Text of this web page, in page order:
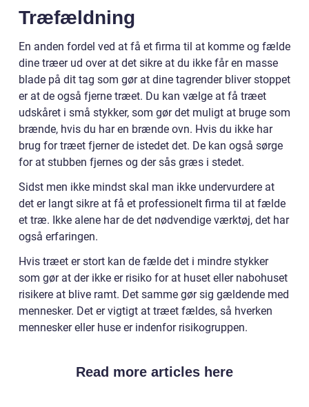
Træfældning
En anden fordel ved at få et firma til at komme og fælde
dine træer ud over at det sikre at du ikke får en masse
blade på dit tag som gør at dine tagrender bliver stoppet
er at de også fjerne træet. Du kan vælge at få træet
udskåret i små stykker, som gør det muligt at bruge som
brænde, hvis du har en brænde ovn. Hvis du ikke har
brug for træet fjerner de istedet det. De kan også sørge
for at stubben fjernes og der sås græs i stedet.
Sidst men ikke mindst skal man ikke undervurdere at
det er langt sikre at få et professionelt firma til at fælde
et træ. Ikke alene har de det nødvendige værktøj, det har
også erfaringen.
Hvis træet er stort kan de fælde det i mindre stykker
som gør at der ikke er risiko for at huset eller nabohuset
risikere at blive ramt. Det samme gør sig gældende med
mennesker. Det er vigtigt at træet fældes, så hverken
mennesker eller huse er indenfor risikogruppen.
Read more articles here